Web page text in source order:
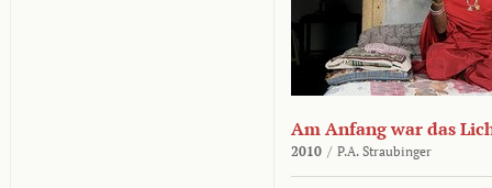
Am Anfang war das
2010 / P.A. Straubinger